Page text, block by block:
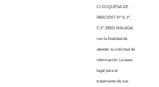
C/ DUQUESA DE
PARCENT Nº 8, 1º,
C.P. 29001 MALAGA,
con la finalidad de
atender su solicitud de
información. La base
legal para el
tratamiento de sus